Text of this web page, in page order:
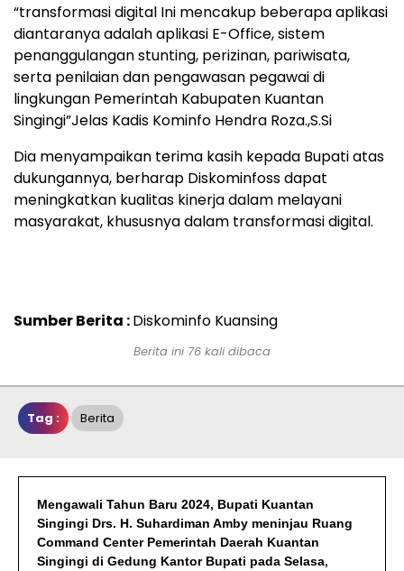
“transformasi digital Ini mencakup beberapa aplikasi
diantaranya adalah aplikasi E-Office, sistem
penanggulangan stunting, perizinan, pariwisata,
serta penilaian dan pengawasan pegawai di
lingkungan Pemerintah Kabupaten Kuantan
Singingi”Jelas Kadis Kominfo Hendra Roza.,S.Si
Dia menyampaikan terima kasih kepada Bupati atas
dukungannya, berharap Diskominfoss dapat
meningkatkan kualitas kinerja dalam melayani
masyarakat, khususnya dalam transformasi digital.
Sumber Berita :Diskominfo Kuansing
Berita ini 76 kali dibaca
Tag : Berita
Mengawali Tahun Baru 2024, Bupati Kuantan
Singingi Drs. H. Suhardiman Amby meninjau Ruang
Command Center Pemerintah Daerah Kuantan
Singingi di Gedung Kantor Bupati pada Selasa,